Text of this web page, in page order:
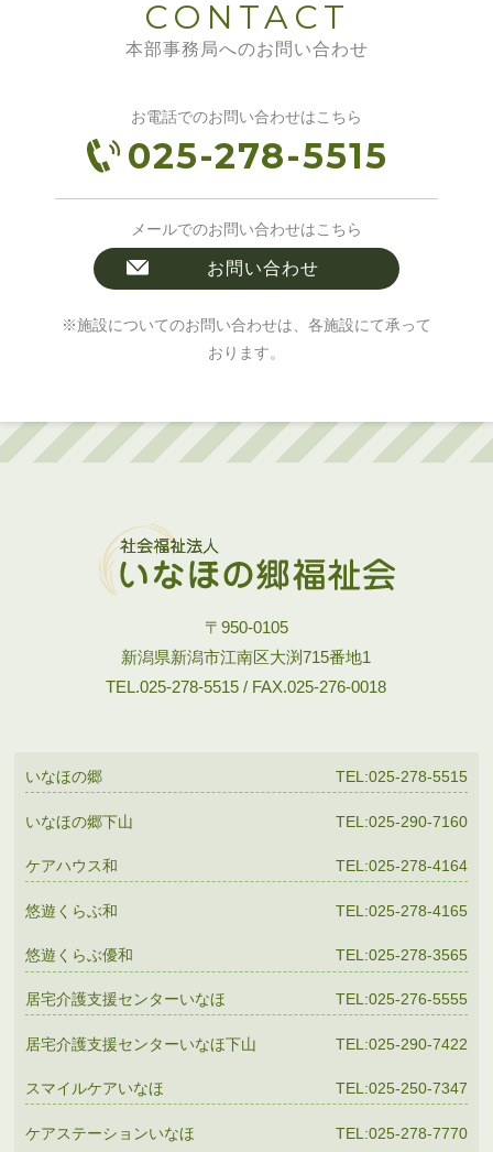
CONTACT
本部事務局へのお問い合わせ
お電話でのお問い合わせはこちら
025-278-5515
メールでのお問い合わせはこちら
お問い合わせ
※施設についてのお問い合わせは、各施設にて承って
おります。
〒950-0105
新潟県新潟市江南区大渕715番地1
TEL.025-278-5515 / FAX.025-276-0018
いなほの郷 TEL:025-278-5515
いなほの郷下山 TEL:025-290-7160
ケアハウス和 TEL:025-278-4164
悠遊くらぶ和 TEL:025-278-4165
悠遊くらぶ優和 TEL:025-278-3565
居宅介護支援センターいなほ TEL:025-276-5555
居宅介護支援センターいなほ下山 TEL:025-290-7422
スマイルケアいなほ TEL:025-250-7347
ケアステーションいなほ TEL:025-278-7770